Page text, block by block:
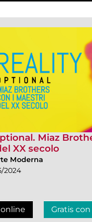
Miaz
XX secolo
Moderna
2024
Gratis